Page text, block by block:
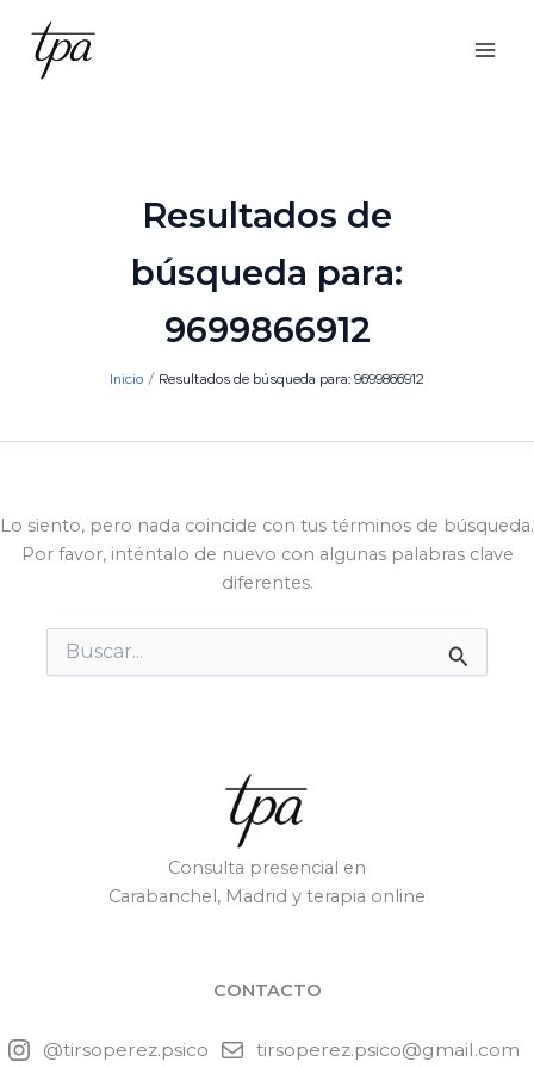
contenido
Resultados de
búsqueda para:
9699866912
Inicio Resultados de búsqueda para: 9699866912
Lo siento, pero nada coincide con tus términos de búsqueda.
Por favor, inténtalo de nuevo con algunas palabras clave
diferentes.
Buscar
por:
Consulta presencial en
Carabanchel, Madrid y terapia online
CONTACTO
@tirsoperez.psico tirsoperez.psico@gmail.com